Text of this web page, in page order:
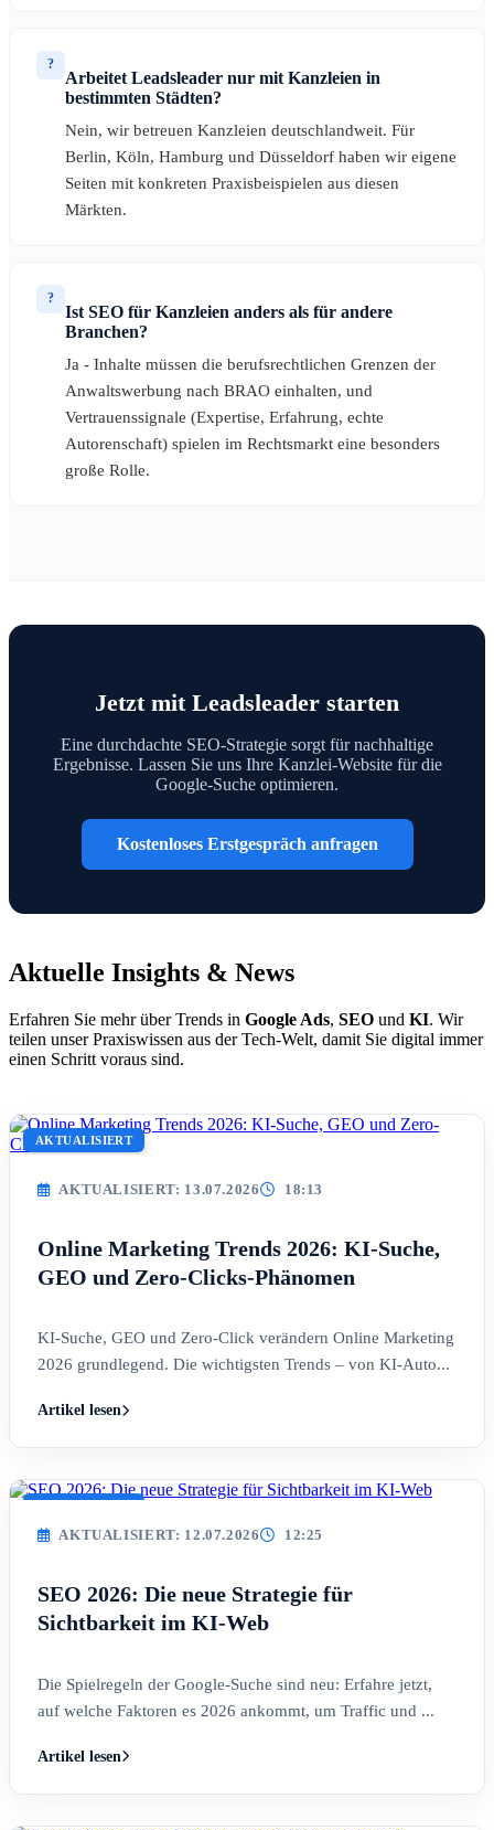
?
Arbeitet Leadsleader nur mit Kanzleien in
bestimmten Städten?
Nein, wir betreuen Kanzleien deutschlandweit. Für
Berlin, Köln, Hamburg und Düsseldorf haben wir eigene
Seiten mit konkreten Praxisbeispielen aus diesen
Märkten.
?
Ist SEO für Kanzleien anders als für andere
Branchen?
Ja - Inhalte müssen die berufsrechtlichen Grenzen der
Anwaltswerbung nach BRAO einhalten, und
Vertrauenssignale (Expertise, Erfahrung, echte
Autorenschaft) spielen im Rechtsmarkt eine besonders
große Rolle.
Jetzt mit Leadsleader starten
Eine durchdachte SEO-Strategie sorgt für nachhaltige
Ergebnisse. Lassen Sie uns Ihre Kanzlei-Website für die
Google-Suche optimieren.
Kostenloses Erstgespräch anfragen
Aktuelle Insights & News
Erfahren Sie mehr über Trends in Google Ads, SEO und KI. Wir
teilen unser Praxiswissen aus der Tech-Welt, damit Sie digital immer
einen Schritt voraus sind.
AKTUALISIERT
AKTUALISIERT: 13.07.2026 18:13
Online Marketing Trends 2026: KI-Suche,
GEO und Zero-Clicks-Phänomen
KI-Suche, GEO und Zero-Click verändern Online Marketing
2026 grundlegend. Die wichtigsten Trends – von KI-Auto...
Artikel lesen
AKTUALISIERT: 12.07.2026 12:25
SEO 2026: Die neue Strategie für
Sichtbarkeit im KI-Web
Die Spielregeln der Google-Suche sind neu: Erfahre jetzt,
auf welche Faktoren es 2026 ankommt, um Traffic und ...
Artikel lesen